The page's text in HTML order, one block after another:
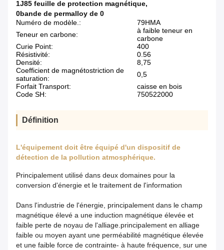
1J85 feuille de protection magnétique,
0bande de permalloy de 0
Numéro de modèle.:
79HMA
Teneur en carbone:
à faible teneur en
carbone
Curie Point:
400
Résistivité:
0.56
Densité:
8,75
Coefficient de magnétostriction de
saturation:
0,5
Forfait Transport:
caisse en bois
Code SH:
750522000
Définition
L'équipement doit être équipé d'un dispositif de
détection de la pollution atmosphérique.
Principalement utilisé dans deux domaines pour la
conversion d'énergie et le traitement de l'information
Dans l'industrie de l'énergie, principalement dans le champ
magnétique élevé a une induction magnétique élevée et
faible perte de noyau de l'alliage.principalement en alliage
faible ou moyen ayant une perméabilité magnétique élevée
et une faible force de contrainte- à haute fréquence, sur une